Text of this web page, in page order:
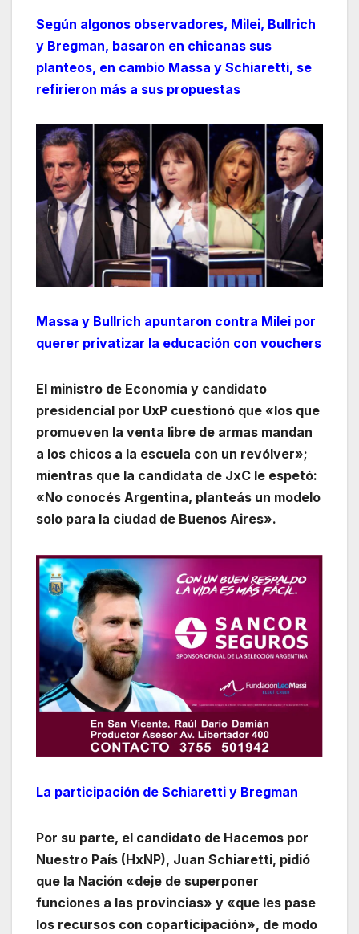
Según algonos observadores, Milei, Bullrich
y Bregman, basaron en chicanas sus
planteos, en cambio Massa y Schiaretti, se
refirieron más a sus propuestas
Massa y Bullrich apuntaron contra Milei por
querer privatizar la educación con vouchers
El ministro de Economía y candidato
presidencial por UxP cuestionó que «los que
promueven la venta libre de armas mandan
a los chicos a la escuela con un revólver»;
mientras que la candidata de JxC le espetó:
«No conocés Argentina, planteás un modelo
solo para la ciudad de Buenos Aires».
La participación de Schiaretti y Bregman
Por su parte, el candidato de Hacemos por
Nuestro País (HxNP), Juan Schiaretti, pidió
que la Nación «deje de superponer
funciones a las provincias» y «que les pase
los recursos con coparticipación», de modo